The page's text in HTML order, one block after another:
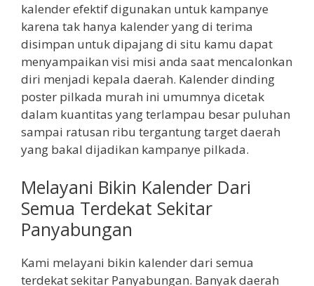
kalender efektif digunakan untuk kampanye
karena tak hanya kalender yang di terima
disimpan untuk dipajang di situ kamu dapat
menyampaikan visi misi anda saat mencalonkan
diri menjadi kepala daerah. Kalender dinding
poster pilkada murah ini umumnya dicetak
dalam kuantitas yang terlampau besar puluhan
sampai ratusan ribu tergantung target daerah
yang bakal dijadikan kampanye pilkada.
Melayani Bikin Kalender Dari
Semua Terdekat Sekitar
Panyabungan
Kami melayani bikin kalender dari semua
terdekat sekitar Panyabungan. Banyak daerah